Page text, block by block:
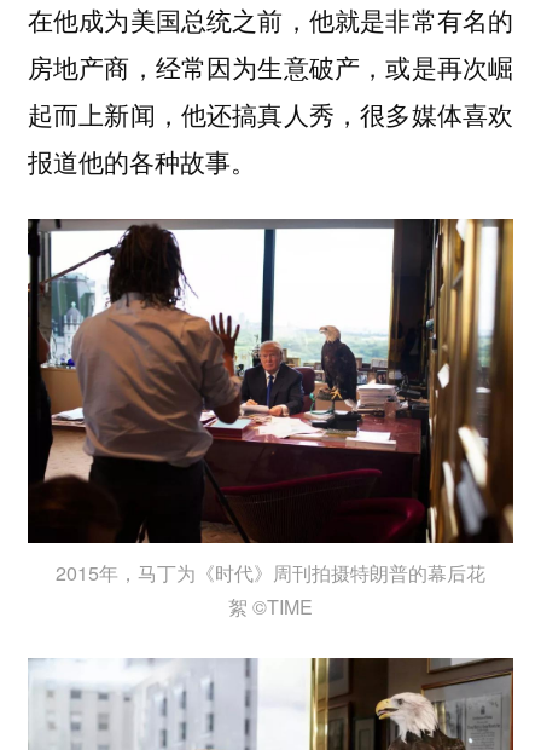
在他成为美国总统之前，他就是非常有名的
房地产商，经常因为生意破产，或是再次崛
起而上新闻，他还搞真人秀，很多媒体喜欢
报道他的各种故事。
2015年，马丁为《时代》周刊拍摄特朗普的幕后花
絮 ©TIME